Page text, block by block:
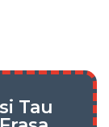
Tau